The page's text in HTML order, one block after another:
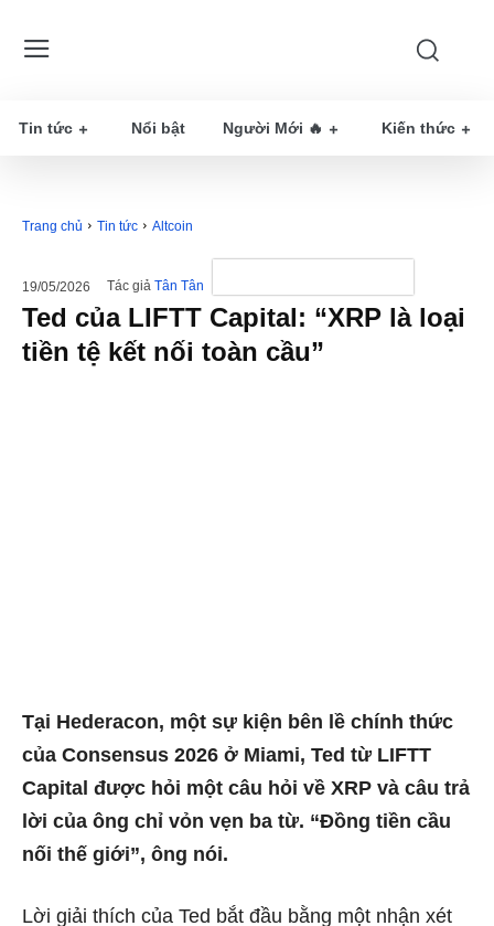
Tin tức Nổi bật Người Mới 🔥 Kiến thức
Trang chủ Tin tức Altcoin
19/05/2026 Tác giả Tân Tân
Ted của LIFTT Capital: “XRP là loại
tiền tệ kết nối toàn cầu”
Tại Hederacon, một sự kiện bên lề chính thức
của Consensus 2026 ở Miami, Ted từ LIFTT
Capital được hỏi một câu hỏi về XRP và câu trả
lời của ông chỉ vỏn vẹn ba từ. “Đồng tiền cầu
nối thế giới”, ông nói.
Lời giải thích của Ted bắt đầu bằng một nhận xét